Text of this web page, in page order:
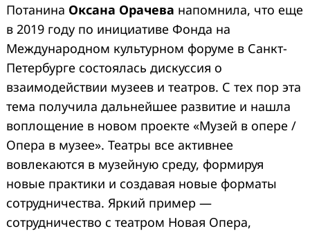
Потанина Оксана Орачева напомнила, что еще
в 2019 году по инициативе Фонда на
Международном культурном форуме в Санкт-
Петербурге состоялась дискуссия о
взаимодействии музеев и театров. С тех пор эта
тема получила дальнейшее развитие и нашла
воплощение в новом проекте «Музей в опере /
Опера в музее». Театры все активнее
вовлекаются в музейную среду, формируя
новые практики и создавая новые форматы
сотрудничества. Яркий пример —
сотрудничество с театром Новая Опера,